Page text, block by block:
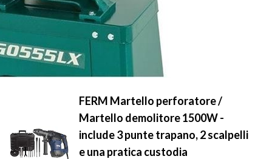
FERM Martello perforatore /
Martello demolitore 1500W -
include 3 punte trapano, 2 scalpelli
e una pratica custodia